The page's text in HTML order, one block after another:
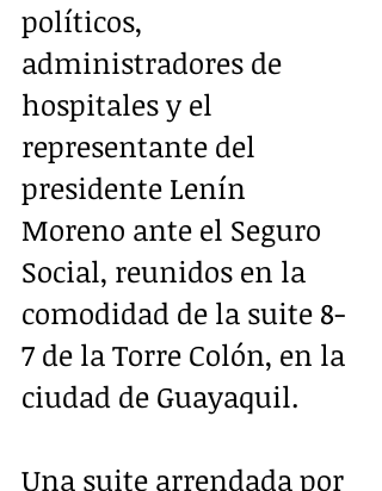
políticos,
administradores de
hospitales y el
representante del
presidente Lenín
Moreno ante el Seguro
Social, reunidos en la
comodidad de la suite 8-
7 de la Torre Colón, en la
ciudad de Guayaquil.
Una suite arrendada por